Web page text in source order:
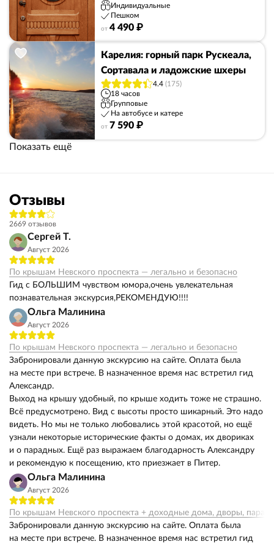
Индивидуальные
Пешком
от 4 490 ₽
Карелия: горный парк Рускеала,
Сортавала и ладожские шхеры
4.4 (175)
18 часов
Групповые
На автобусе и катере
от 7 590 ₽
Показать ещё
Отзывы
2669 отзывов
Сергей Т.
Август 2026
По крышам Невского проспекта — легально и безопасно
Гид с БОЛЬШИМ чувством юмора,очень увлекательная
познавательная экскурсия,РЕКОМЕНДУЮ!!!!
Ольга Малинина
Август 2026
По крышам Невского проспекта — легально и безопасно
Забронировали данную экскурсию на сайте. Оплата была
на месте при встрече. В назначенное время нас встретил гид
Александр.
Выход на крышу удобный, по крыше ходить тоже не страшно.
Всё предусмотрено. Вид с высоты просто шикарный. Это надо
видеть. Но мы не только любовались этой красотой, но ещё
узнали некоторые исторические факты о домах, их двориках
и о парадных. Ещё раз выражаем благодарность Александру
и рекомендую к посещению, кто приезжает в Питер.
Ольга Малинина
Август 2026
По крышам Невского проспекта + доходные дома, дворы,
Забронировали данную экскурсию на сайте. Оплата была
на месте при встрече. В назначенное время нас встретил гид